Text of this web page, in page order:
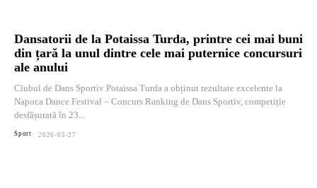
Dansatorii de la Potaissa Turda, printre cei mai buni
din țară la unul dintre cele mai puternice concursuri
ale anului
Clubul de Dans Sportiv Potaissa Turda a obținut rezultate excelente la
Napoca Dance Festival – Concurs Ranking de Dans Sportiv, competiție
desfășurată în 23...
Sport 2026-05-27